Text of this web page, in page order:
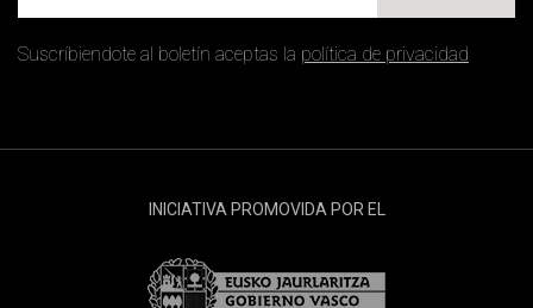
Suscríbiendote al boletín aceptas la política de privacidad
INICIATIVA PROMOVIDA POR EL